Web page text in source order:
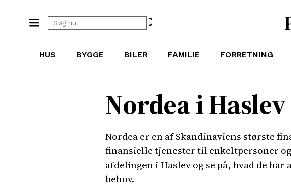
HUS BYGGE BILER FAMILIE FORRETNING
Nordea i Haslev
Nordea er en af Skandinaviens største
finansielle tjenester til enkeltpersoner
afdelingen i Haslev og se på, hvad de
behov.